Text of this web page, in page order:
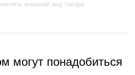
внешний вид товара
могут понадобиться